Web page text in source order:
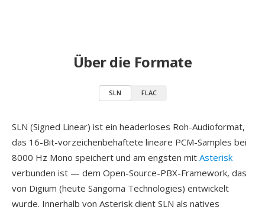
Über die Formate
SLN FLAC
SLN (Signed Linear) ist ein headerloses Roh-Audioformat,
das 16-Bit-vorzeichenbehaftete lineare PCM-Samples bei
8000 Hz Mono speichert und am engsten mit Asterisk
verbunden ist — dem Open-Source-PBX-Framework, das
von Digium (heute Sangoma Technologies) entwickelt
wurde. Innerhalb von Asterisk dient SLN als natives